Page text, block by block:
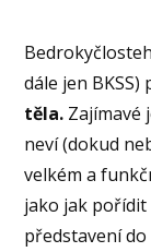
dále jen BKSS)
těla. Zajímavé
neví (dokud
velkém a
jako jak
představení